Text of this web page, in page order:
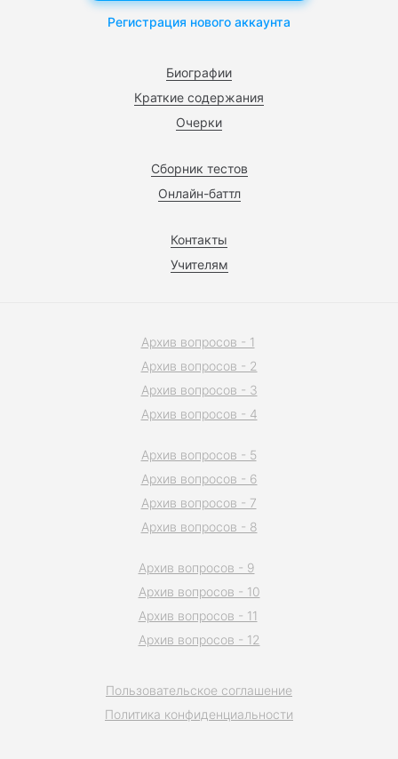
Биографии
Краткие содержания
Очерки
Сборник тестов
Онлайн-баттл
Контакты
Учителям
Регистрация нового аккаунта
Пользовательское соглашение
Политика конфиденциальности
Архив вопросов - 1
Архив вопросов - 2
Архив вопросов - 3
Архив вопросов - 4
Архив вопросов - 5
Архив вопросов - 6
Архив вопросов - 7
Архив вопросов - 8
Архив вопросов - 9
Архив вопросов - 10
Архив вопросов - 11
Архив вопросов - 12